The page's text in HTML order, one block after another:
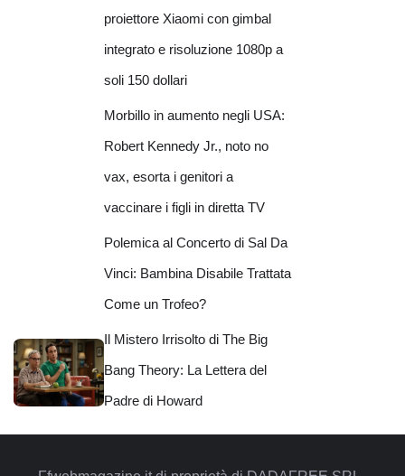
proiettore Xiaomi con gimbal
integrato e risoluzione 1080p a
soli 150 dollari
Morbillo in aumento negli USA:
Robert Kennedy Jr., noto no
vax, esorta i genitori a
vaccinare i figli in diretta TV
Polemica al Concerto di Sal Da
Vinci: Bambina Disabile Trattata
Come un Trofeo?
Il Mistero Irrisolto di The Big
Bang Theory: La Lettera del
Padre di Howard